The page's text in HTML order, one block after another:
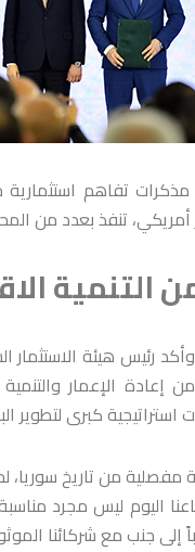
مذكرات تفاهم
وأكد رئيس هيئة
من إعادة الإعمار
كبرى لتطوير
من تاريخ سوريا،
اليوم ليس مجرد
جنب مع شركائنا